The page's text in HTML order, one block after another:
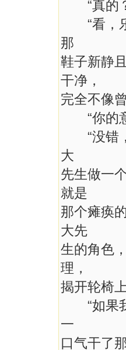
“真的？
“看，乐
那
鞋子新静
干净，
完全不像
“你的意
“没错，
大
先生做一
就是
那个瘫痪
大先
生的角色
理，
揭开轮椅
“如果我
一
口气干了